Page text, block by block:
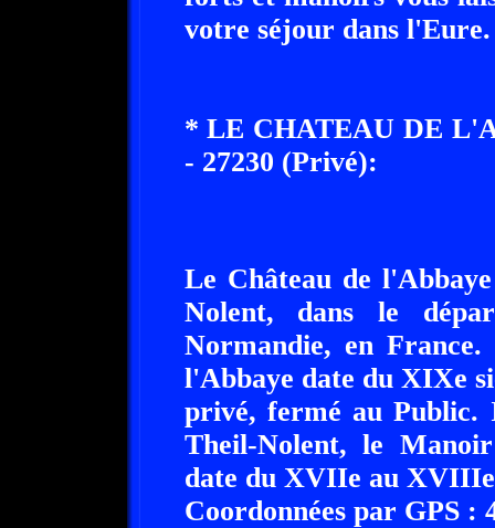
votre séjour dans l'Eure.
* LE CHATEAU DE
- 27230 (Privé):
Le Château de
Nolent, dans le
Normandie, en
l'Abbaye date du XIXe
privé, fermé au Public.
Theil-Nolent, le
date du XVIIe au XVIIIe
Coordonnées par GPS :